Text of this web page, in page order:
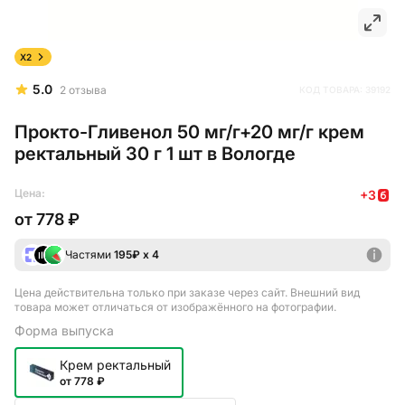
5.0 2 отзыва
Прокто-Гливенол 50 мг/г+20 мг/г крем
ректальный 30 г 1 шт в Вологде
X2
Цена: +3
от778 ₽
Частями 195₽ х 4
Цена действительна только при заказе через сайт. Внешний вид
товара может отличаться от изображённого на фотографии.
Форма выпуска
Крем ректальный
от 778 ₽